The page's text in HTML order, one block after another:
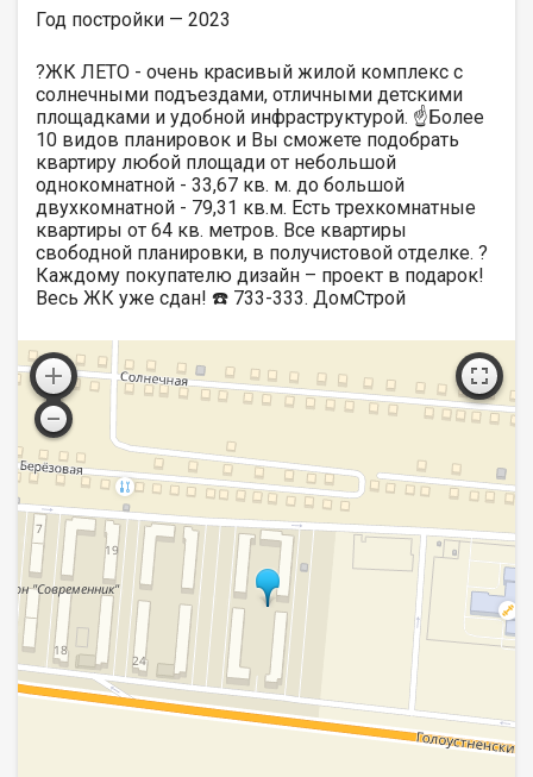
Год постройки — 2023
?ЖК ЛЕТО - очень красивый жилой комплекс с
солнечными подъездами, отличными детскими
площадками и удобной инфраструктурой. ☝️Более
10 видов планировок и Вы сможете подобрать
квартиру любой площади от небольшой
однокомнатной - 33,67 кв. м. до большой
двухкомнатной - 79,31 кв.м. Есть трехкомнатные
квартиры от 64 кв. метров. Все квартиры
свободной планировки, в получистовой отделке. ?
Каждому покупателю дизайн – проект в подарок!
Весь ЖК уже сдан! ☎️ 733-333. ДомСтрой